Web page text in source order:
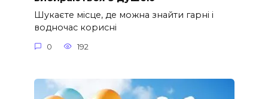
Шукаєте місце, де можна знайти гарні і
водночас корисні
0 192